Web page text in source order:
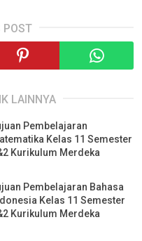
POST
LAINNYA
Pembelajaran
Kelas 11 Semester
Kurikulum Merdeka
Pembelajaran Bahasa
Kelas 11 Semester
Kurikulum Merdeka